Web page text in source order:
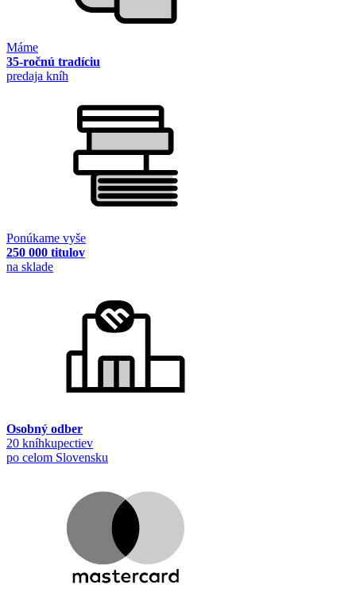
Máme
35-ročnú tradíciu
predaja kníh
Ponúkame vyše
250 000 titulov
na sklade
Osobný odber
20 kníhkupectiev
po celom Slovensku